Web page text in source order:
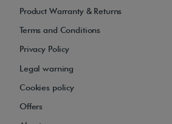
Product Warranty & Returns
Terms and Conditions
Privacy Policy
Legal warning
Cookies policy
Offers